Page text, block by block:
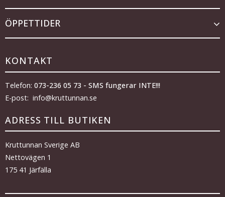
ÖPPETTIDER
KONTAKT
Telefon: 073-236 05 73 - SMS fungerar INTE!!!
E-post: info@kruttunnan.se
ADRESS TILL BUTIKEN
Kruttunnan Sverige AB
Nettovägen 1
175 41 Järfälla